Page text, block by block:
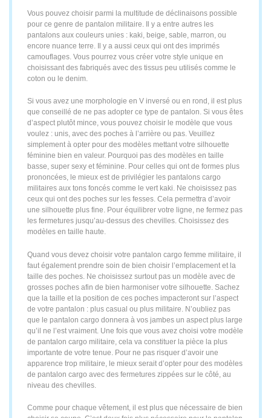
Vous pouvez choisir parmi la multitude de déclinaisons possible
pour ce genre de pantalon militaire. Il y a entre autres les
pantalons aux couleurs unies : kaki, beige, sable, marron, ou
encore nuance terre. Il y a aussi ceux qui ont des imprimés
camouflages. Vous pourrez vous créer votre style unique en
choisissant des fabriqués avec des tissus peu utilisés comme le
coton ou le denim.
Si vous avez une morphologie en V inversé ou en rond, il est plus
que conseillé de ne pas adopter ce type de pantalon. Si vous êtes
d’aspect plutôt mince, vous pouvez choisir le modèle que vous
voulez : unis, avec des poches à l’arrière ou pas. Veuillez
simplement à opter pour des modèles mettant votre silhouette
féminine bien en valeur. Pourquoi pas des modèles en taille
basse, super sexy et féminine. Pour celles qui ont de formes plus
prononcées, le mieux est de privilégier les pantalons cargo
militaires aux tons foncés comme le vert kaki. Ne choisissez pas
ceux qui ont des poches sur les fesses. Cela permettra d’avoir
une silhouette plus fine. Pour équilibrer votre ligne, ne fermez pas
les fermetures jusqu’au-dessus des chevilles. Choisissez des
modèles en taille haute.
Quand vous devez choisir votre pantalon cargo femme militaire, il
faut également prendre soin de bien choisir l’emplacement et la
taille des poches. Ne choisissez surtout pas un modèle avec de
grosses poches afin de bien harmoniser votre silhouette. Sachez
que la taille et la position de ces poches impacteront sur l’aspect
de votre pantalon : plus casual ou plus militaire. N’oubliez pas
que le pantalon cargo donnera à vos jambes un aspect plus large
qu’il ne l’est vraiment. Une fois que vous avez choisi votre modèle
de pantalon cargo militaire, cela va constituer la pièce la plus
importante de votre tenue. Pour ne pas risquer d’avoir une
apparence trop militaire, le mieux serait d’opter pour des modèles
de pantalon cargo avec des fermetures zippées sur le côté, au
niveau des chevilles.
Comme pour chaque vêtement, il est plus que nécessaire de bien